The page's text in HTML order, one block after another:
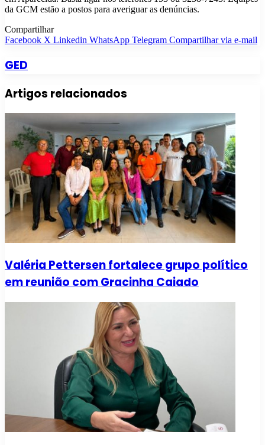
da GCM estão a postos para averiguar as denúncias.
Compartilhar
Facebook X Linkedin WhatsApp Telegram Compartilhar via e-mail
GED
Artigos relacionados
Valéria Pettersen fortalece grupo político
em reunião com Gracinha Caiado